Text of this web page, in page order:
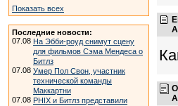
Показать всех
Последние новости:
07.08 На Эбби-роуд снимут сцену
для фильмов Сэма Мендеса о
Битлз
07.08 Умер Пол Свон, участник
технической команды
Маккартни
07.08 PHIX и Битлз представили